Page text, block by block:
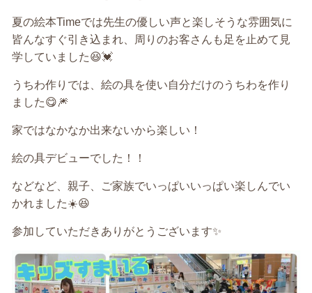
夏の絵本Timeでは先生の優しい声と楽しそうな雰囲気に
皆んなすぐ引き込まれ、周りのお客さんも足を止めて見
学していました😆💓
うちわ作りでは、絵の具を使い自分だけのうちわを作り
ました😋🎆
家ではなかなか出来ないから楽しい！
絵の具デビューでした！！
などなど、親子、ご家族でいっぱいいっぱい楽しんでい
かれました☀️😆
参加していただきありがとうございます✨